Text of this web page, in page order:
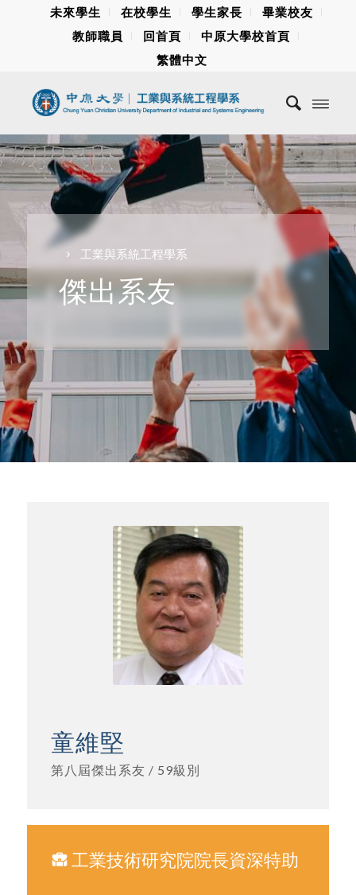
未來學生 在校學生 學生家長
畢業校友
教師職員
回首頁
中原大學校首頁
繁體中文
工業與系統工程學系
傑出系友
童維堅
第八屆傑出系友 / 59級別
工業技術研究院院長資深特助